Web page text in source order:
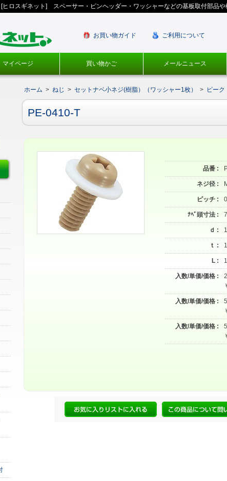
[ヒロスギネット] スペーサー・ピンヘッダー・ワッシャーなどの基板取付部品や
お買い物ガイド ご利用について
マイページ 買い物かご メールニュース
ホーム > ねじ > セットナベ小ネジ(樹脂）（ワッシャー1枚） > ピー
PE-0410-T
品番 :
ネジ径 :
ピッチ :
ﾅﾍﾞ頭寸法 :
ｄ :
ｔ : 1
L :
入数/単価/価格 :
入数/単価/価格 :
入数/単価/価格 :